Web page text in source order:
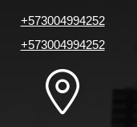
+573004994252
+573004994252